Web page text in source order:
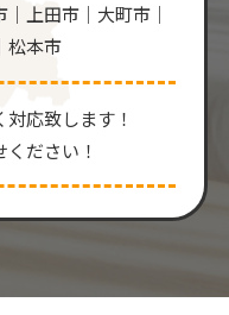
上田市｜大町市｜
松本市
応致します！
ださい！